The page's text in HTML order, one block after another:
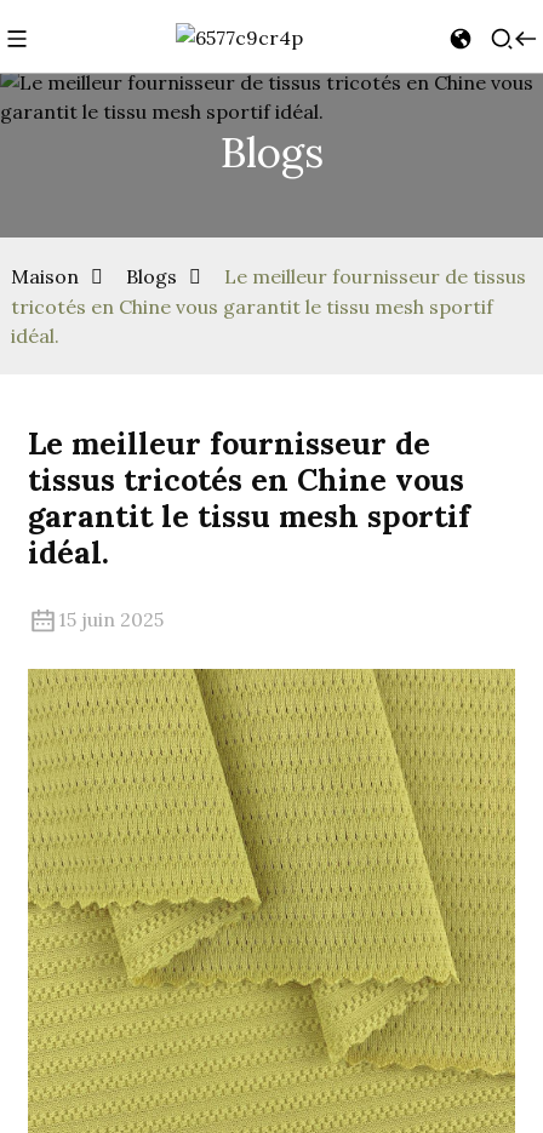
Blogs
Maison Blogs
Le meilleur fournisseur de tissus
tricotés en Chine vous garantit le tissu mesh sportif
idéal.
Le meilleur fournisseur de
tissus tricotés en Chine vous
garantit le tissu mesh sportif
idéal.
15 juin 2025